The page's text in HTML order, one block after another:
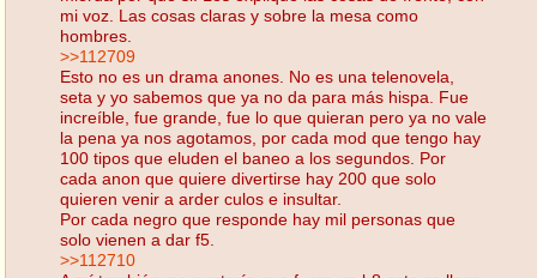
mi voz. Las cosas claras y sobre la mesa como
hombres.
>>112709
Esto no es un drama anones. No es una telenovela,
seta y yo sabemos que ya no da para más hispa. Fue
increíble, fue grande, fue lo que quieran pero ya no vale
la pena ya nos agotamos, por cada mod que tengo hay
100 tipos que eluden el baneo a los segundos. Por
cada anon que quiere divertirse hay 200 que solo
quieren venir a arder culos e insultar.
Por cada negro que responde hay mil personas que
solo vienen a dar f5.
>>112710